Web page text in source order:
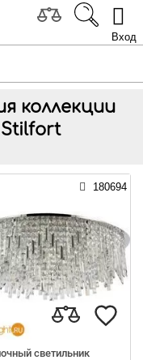
Вход
коллекции
180694
светильник